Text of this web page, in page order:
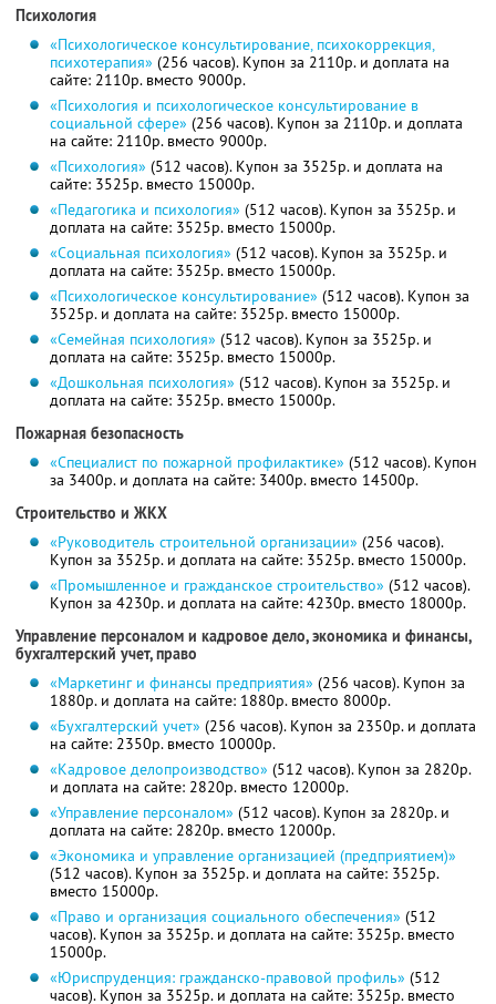
Психология
«Психологическое консультирование, психокоррекция,
психотерапия» (256 часов). Купон за 2110р. и доплата на
сайте: 2110р. вместо 9000р.
«Психология и психологическое консультирование в
социальной сфере» (256 часов). Купон за 2110р. и доплата
на сайте: 2110р. вместо 9000р.
«Психология» (512 часов). Купон за 3525р. и доплата на
сайте: 3525р. вместо 15000р.
«Педагогика и психология» (512 часов). Купон за 3525р. и
доплата на сайте: 3525р. вместо 15000р.
«Социальная психология» (512 часов). Купон за 3525р. и
доплата на сайте: 3525р. вместо 15000р.
«Психологическое консультирование» (512 часов). Купон за
3525р. и доплата на сайте: 3525р. вместо 15000р.
«Семейная психология» (512 часов). Купон за 3525р. и
доплата на сайте: 3525р. вместо 15000р.
«Дошкольная психология» (512 часов). Купон за 3525р. и
доплата на сайте: 3525р. вместо 15000р.
Пожарная безопасность
«Специалист по пожарной профилактике» (512 часов). Купон
за 3400р. и доплата на сайте: 3400р. вместо 14500р.
Строительство и ЖКХ
«Руководитель строительной организации» (256 часов).
Купон за 3525р. и доплата на сайте: 3525р. вместо 15000р.
«Промышленное и гражданское строительство» (512 часов).
Купон за 4230р. и доплата на сайте: 4230р. вместо 18000р.
Управление персоналом и кадровое дело, экономика и финансы,
бухгалтерский учет, право
«Маркетинг и финансы предприятия» (256 часов). Купон за
1880р. и доплата на сайте: 1880р. вместо 8000р.
«Бухгалтерский учет» (256 часов). Купон за 2350р. и доплата
на сайте: 2350р. вместо 10000р.
«Кадровое делопроизводство» (512 часов). Купон за 2820р.
и доплата на сайте: 2820р. вместо 12000р.
«Управление персоналом» (512 часов). Купон за 2820р. и
доплата на сайте: 2820р. вместо 12000р.
«Экономика и управление организацией (предприятием)»
(512 часов). Купон за 3525р. и доплата на сайте: 3525р.
вместо 15000р.
«Право и организация социального обеспечения» (512
часов). Купон за 3525р. и доплата на сайте: 3525р. вместо
15000р.
«Юриспруденция: гражданско-правовой профиль» (512
часов). Купон за 3525р. и доплата на сайте: 3525р. вместо